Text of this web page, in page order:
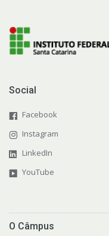
Social
Facebook
Instagram
LinkedIn
YouTube
O Câmpus